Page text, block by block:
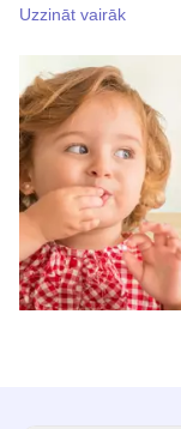
Uzzināt vairāk